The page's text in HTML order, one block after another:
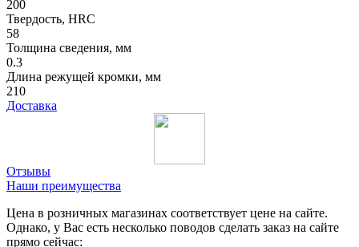
200
Твердость, HRC
58
Толщина сведения, мм
0.3
Длина режущей кромки, мм
210
Доставка
Отзывы
Наши преимущества
Цена в розничных магазинах соответствует цене на сайте.
Однако, у Вас есть несколько поводов сделать заказ на сайте
прямо сейчас: